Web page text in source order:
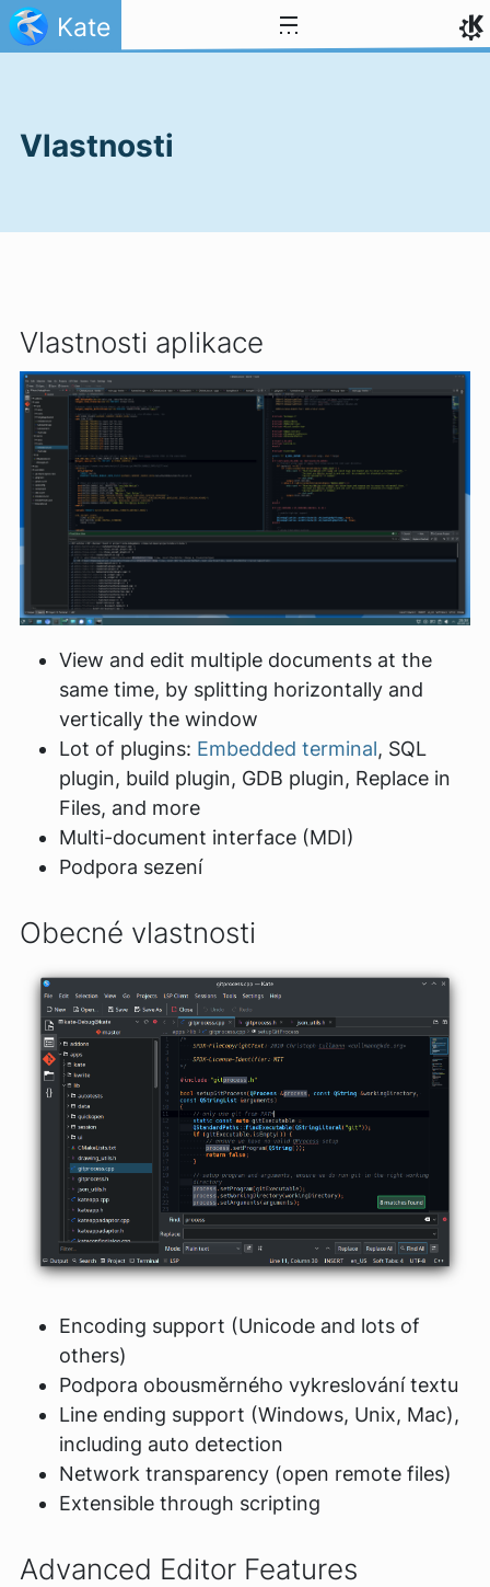
Přejít na obsah
Kate
Vlastnosti
Vlastnosti aplikace
View and edit multiple documents at the
same time, by splitting horizontally and
vertically the window
Lot of plugins: Embedded terminal, SQL
plugin, build plugin, GDB plugin, Replace in
Files, and more
Multi-document interface (MDI)
Podpora sezení
Obecné vlastnosti
Encoding support (Unicode and lots of
others)
Podpora obousměrného vykreslování textu
Line ending support (Windows, Unix, Mac),
including auto detection
Network transparency (open remote files)
Extensible through scripting
Advanced Editor Features